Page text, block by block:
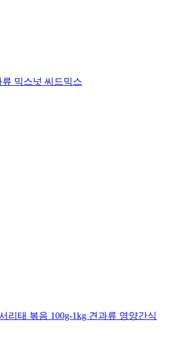
믹스넛 씨드믹스
리태 볶음 100g-1kg 견과류 영양간식